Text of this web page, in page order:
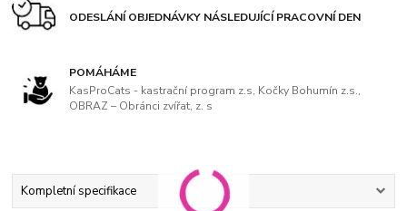
ODESLÁNÍ OBJEDNÁVKY NÁSLEDUJÍCÍ PRACOVNÍ DEN
POMÁHÁME
KasProCats - kastrační program z.s, Kočky Bohumín z.s.,
OBRAZ – Obránci zvířat, z. s
Kompletní specifikace